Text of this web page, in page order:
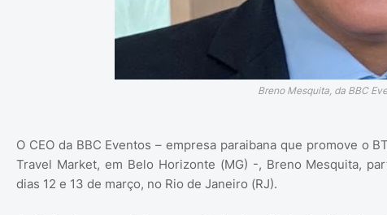
Breno Mesquita, da BBC
O CEO da BBC Eventos – empresa paraibana que promove o
Travel Market, em Belo Horizonte (MG) -, Breno Mesquita,
dias 12 e 13 de março, no Rio de Janeiro (RJ).